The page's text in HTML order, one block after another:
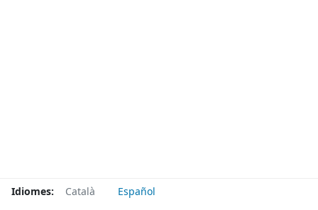
Idiomes: Català Español